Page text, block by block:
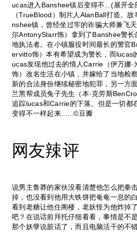
ucas进入Banshee镇后变得不...(展开全
（TrueBlood）制片人AlanBall打造。
nshee镇，曾经坐过牢的诈骗大师兼飞
尔AntonyStarr饰）拿到了Banshee警长
地执法者。在小镇服役时间最长的警官
ervitto饰）本有希望成为警长，而lucas
ucas发现他过去的情人Carrie（伊万娜
饰）改名生活在小镇，并嫁给了当地检
新的合法身份继续秘密地犯罪，另一方
兰黑帮成员兔子先生（本·克劳斯
追踪lucas和Carrie的下落。但是一切都
变得不一样起来......©豆瓣
网友辣评
说男主鲁莽的家伙没看清楚他怎么把拳
掉，也没看到他用大铁饼把奄奄一息的
看到老糖让他住阁楼，老妖怪为他炸掉
吧？在说话前拜托仔细看看，事情是不
那个妖孽说脏话了，而且电脑活干的不